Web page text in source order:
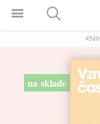
na sklade